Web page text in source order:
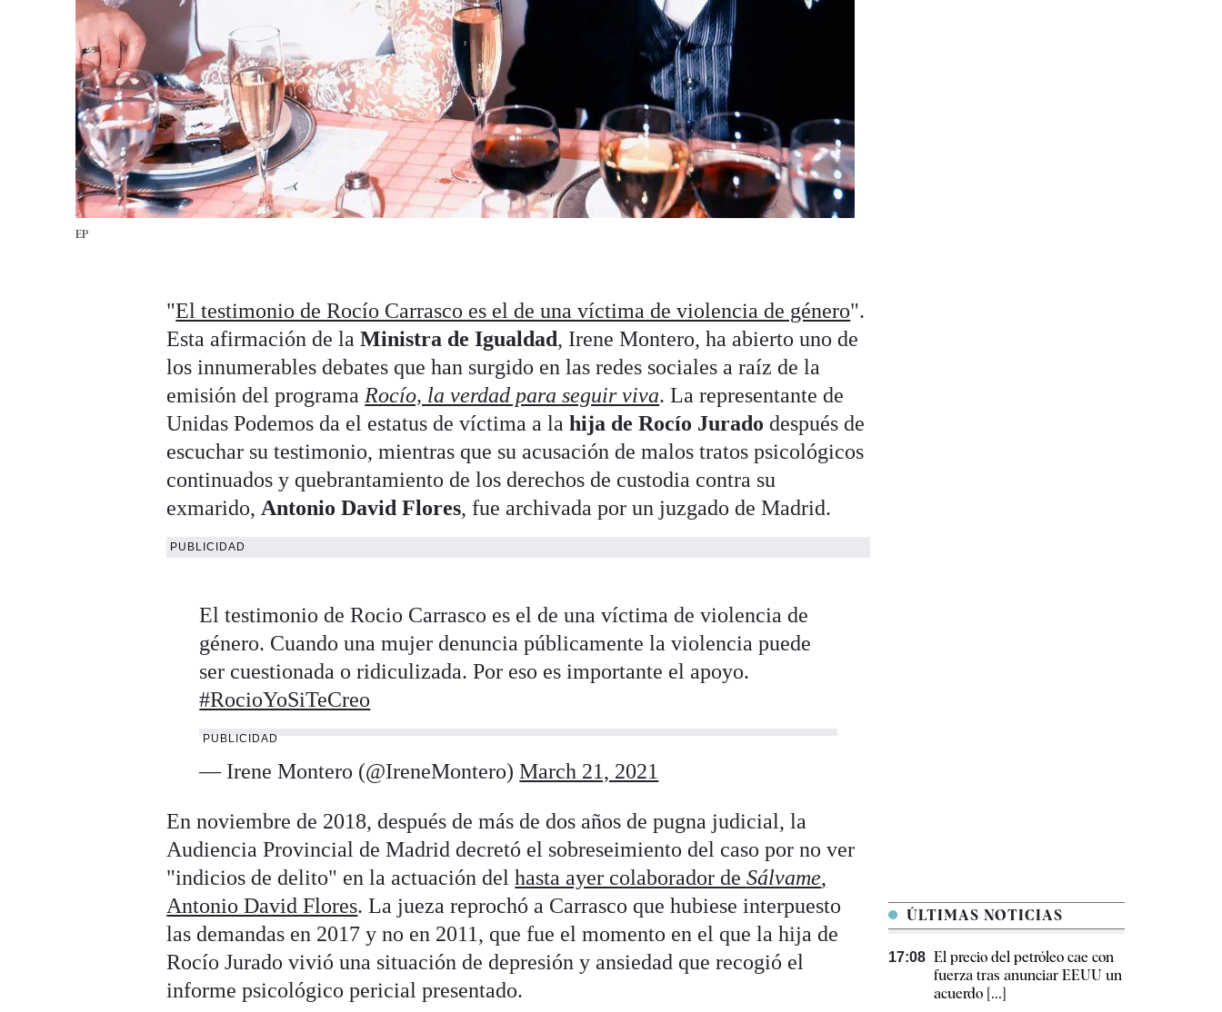
EP
"El testimonio de Rocío Carrasco es el de una víctima de violencia de género".
Esta afirmación de laMinistra de Igualdad, Irene Montero, ha abierto uno de
los innumerables debates que han surgido en las redes sociales a raíz de la
emisión del programa Rocío, la verdad para seguir viva. La representante de
Unidas Podemos da el estatus de víctima a lahija de Rocío Jurado después de
escuchar su testimonio, mientras que su acusación de malos tratos psicológicos
continuados y quebrantamiento de los derechos de custodia contra su
exmarido, Antonio David Flores, fue archivada por un juzgado de Madrid.
PUBLICIDAD
El testimonio de Rocio Carrasco es el de una víctima de violencia de
género. Cuando una mujer denuncia públicamente la violencia puede
ser cuestionada o ridiculizada. Por eso es importante el apoyo.
#RocioYoSiTeCreo
PUBLICIDAD
— Irene Montero (@IreneMontero)March 21, 2021
En noviembre de 2018, después de más de dos años de pugna judicial, la
Audiencia Provincial de Madrid decretó el sobreseimiento del caso por no ver
"indicios de delito" en la actuación delhasta ayer colaborador deSálvame,
Antonio David Flores. La jueza reprochó a Carrasco que hubiese interpuesto
las demandas en 2017 y no en 2011, que fue el momento en el que la hija de
Rocío Jurado vivió una situación de depresión y ansiedad que recogió el
informe psicológico pericial presentado.
ÚLTIMAS NOTICIAS
17:08 El precio del petróleo cae con
fuerza tras anunciar EEUU un
acuerdo [...]